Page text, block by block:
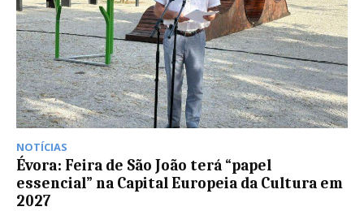
NOTÍCIAS
Évora: Feira de São João terá “papel
essencial” na Capital Europeia da Cultura em
2027